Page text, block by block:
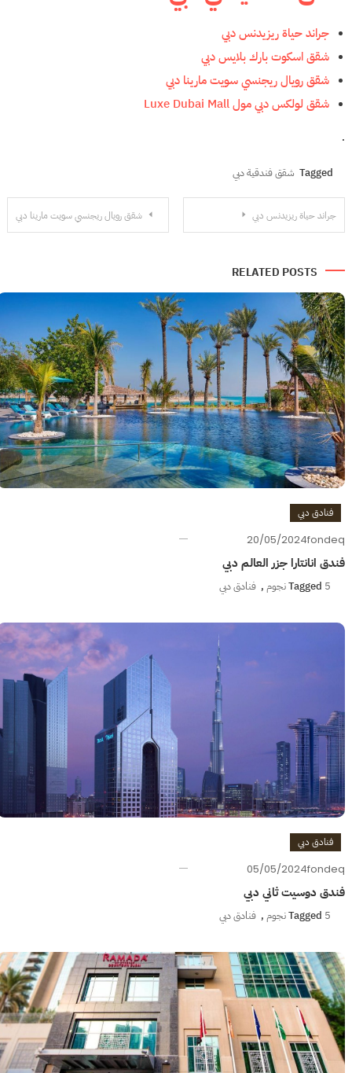
جراند حياة ريزيدنس دبي
شقق اسكوت بارك بلايس دبي
شقق رويال ريجنسي سويت مارينا دبي
شقق لولكس دبي مول Luxe Dubai Mall
.
Tagged شقق فندقية دبي
تصفّح
شقق رويال ريجنسي سويت مارينا دبي جراند حياة ريزيدنس دبي
RELATED POSTS
فنادق دبي
20/05/2024fondeq
فندق انانتارا جزر العالم دبي
Tagged 5 نجوم , فنادق دبي
فنادق دبي
05/05/2024fondeq
فندق دوسيت ثاني دبي
Tagged 5 نجوم , فنادق دبي